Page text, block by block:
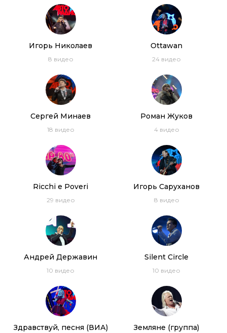
Thomas Anders, C.C. Catch, Lian Ross, Ottawan.
Дискотека 80-х 2014 год
Игорь Николаев
8 видео
Ottawan
24 видео
Сергей Минаев
18 видео
Роман Жуков
4видео
Ricchi e Poveri
29 видео
Игорь Саруханов
8 видео
Андрей Державин
10 видео
Silent Circle
10 видео
Здравствуй, песня (ВИА) Земляне (группа)